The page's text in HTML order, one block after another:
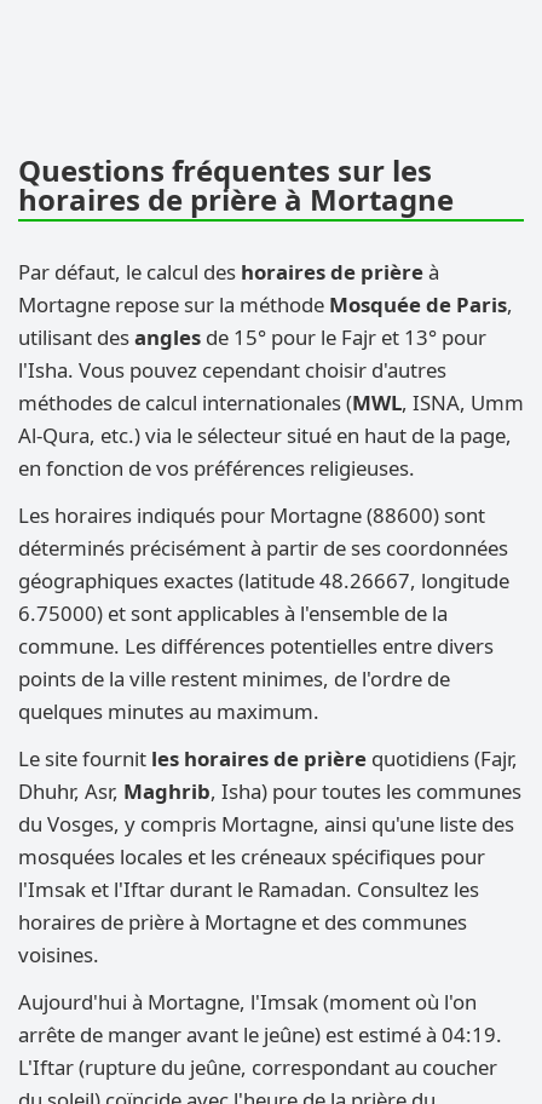
Questions fréquentes sur les
horaires de prière à Mortagne
Par défaut, le calcul des horaires de prièreà
Mortagne repose sur la méthode Mosquée de Paris,
utilisant desangles de 15° pour le Fajr et 13° pour
l'Isha. Vous pouvez cependant choisir d'autres
méthodes de calcul internationales (MWL, ISNA, Umm
Al-Qura, etc.) via le sélecteur situé en haut de la page,
en fonction de vos préférences religieuses.
Les horaires indiqués pour Mortagne (88600) sont
déterminés précisément à partir de ses coordonnées
géographiques exactes (latitude 48.26667, longitude
6.75000) et sont applicables à l'ensemble de la
commune. Les différences potentielles entre divers
points de la ville restent minimes, de l'ordre de
quelques minutes au maximum.
Le site fournit les horaires de prière quotidiens (Fajr,
Dhuhr, Asr, Maghrib, Isha) pour toutes les communes
du Vosges, y compris Mortagne, ainsi qu'une liste des
mosquées locales et les créneaux spécifiques pour
l'Imsak et l'Iftar durant le Ramadan. Consultez les
horaires de prière à Mortagne et des communes
voisines.
Aujourd'hui à Mortagne, l'Imsak (moment où l'on
arrête de manger avant le jeûne) est estimé à 04:19.
L'Iftar (rupture du jeûne, correspondant au coucher